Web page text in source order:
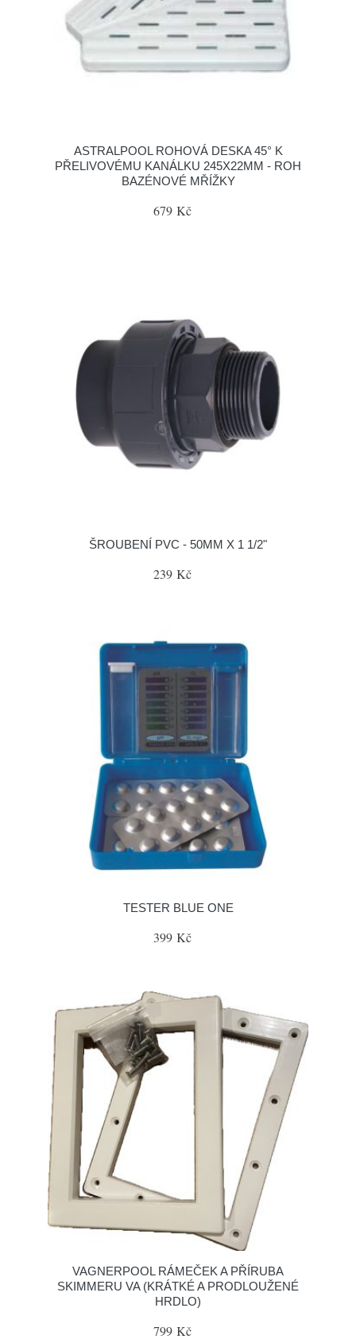
ASTRALPOOL ROHOVÁ DESKA 45° K
PŘELIVOVÉMU KANÁLKU 245X22MM - ROH
BAZÉNOVÉ MŘÍŽKY
679 Kč
ŠROUBENÍ PVC - 50MM X 1 1/2"
239 Kč
TESTER BLUE ONE
399 Kč
VAGNERPOOL RÁMEČEK A PŘÍRUBA
SKIMMERU VA (KRÁTKÉ A PRODLOUŽENÉ
HRDLO)
799 Kč